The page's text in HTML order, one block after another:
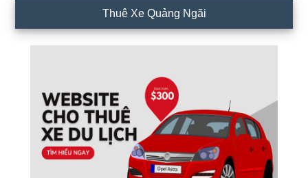
Thuê Xe Quảng Ngãi